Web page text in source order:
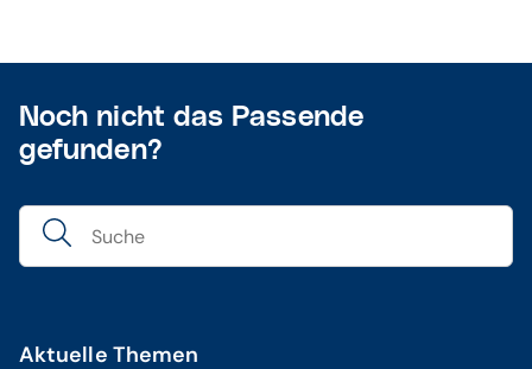
Noch nicht das Passende
gefunden?
Aktuelle Themen